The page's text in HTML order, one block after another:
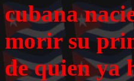
cubana
morir su
de quien ya